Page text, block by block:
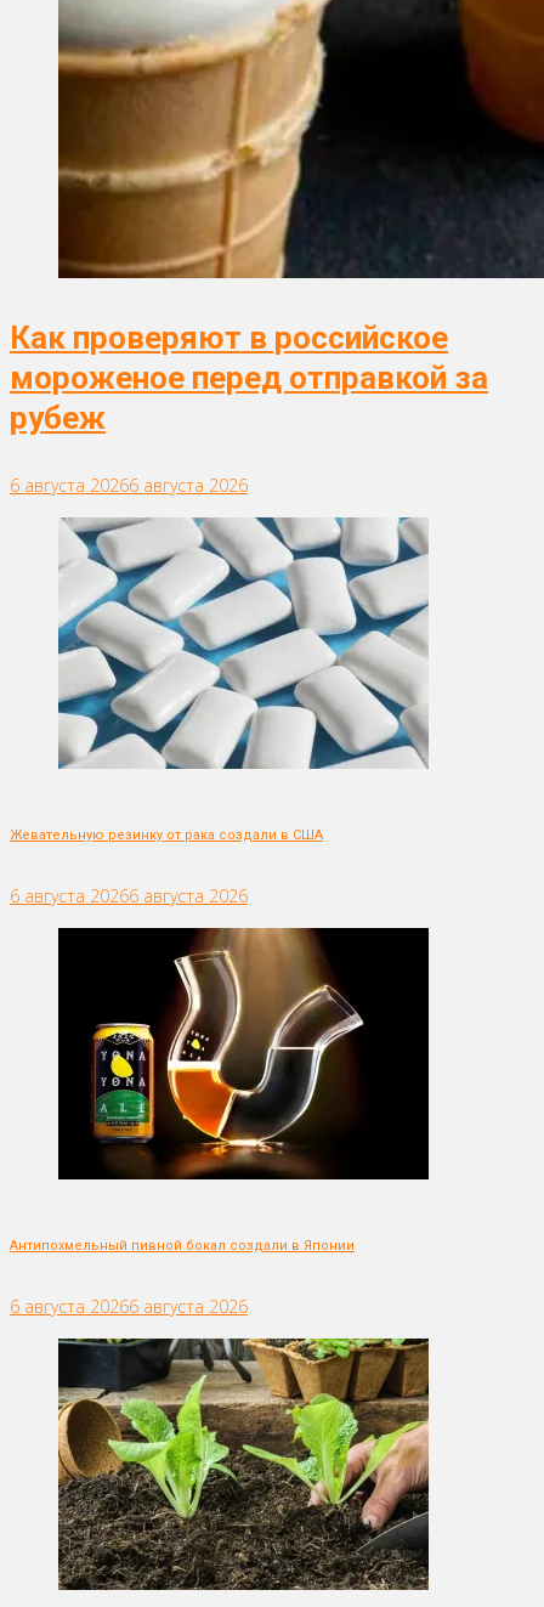
Как проверяют в российское
мороженое перед отправкой за
рубеж
6 августа 20266 августа 2026
Жевательную резинку от рака создали в США
6 августа 20266 августа 2026
Антипохмельный пивной бокал создали в Японии
6 августа 20266 августа 2026